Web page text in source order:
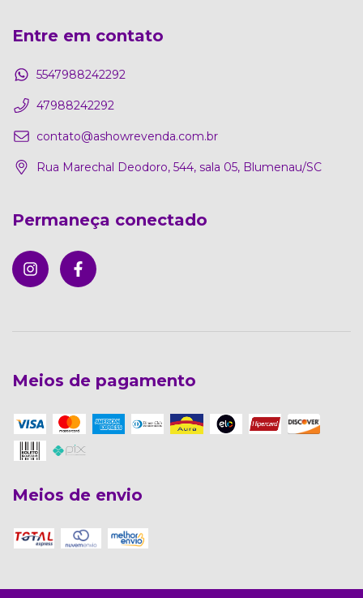
Entre em contato
5547988242292
47988242292
contato@ashowrevenda.com.br
Rua Marechal Deodoro, 544, sala 05, Blumenau/SC
Permaneça conectado
Meios de pagamento
Meios de envio